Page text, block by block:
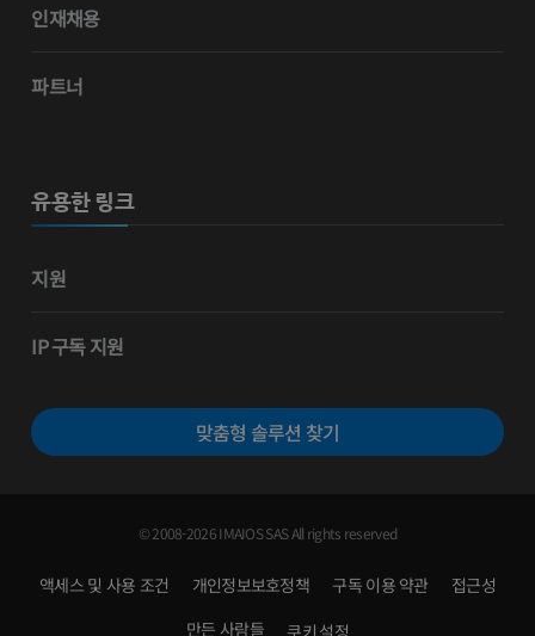
인재채용
파트너
유용한 링크
지원
IP 구독 지원
맞춤형 솔루션 찾기
© 2008-2026 IMAIOS SAS All rights reserved
액세스 및 사용 조건 개인정보보호정책 구독 이용 약관
접근성
만든 사람들
쿠키 설정